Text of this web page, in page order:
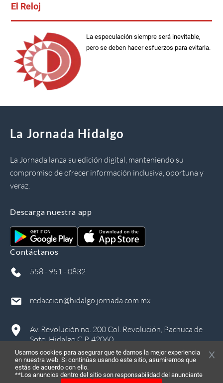
El Reloj
La especulación siempre será inevitable,
pero se deben hacer esfuerzos para evitarla.
La Jornada Hidalgo
La Jornada lanza su edición digital, manteniendo su
compromiso de ofrecer información inclusiva, oportuna y
veraz.
Descarga nuestra app
Contáctanos
558 - 951 - 0832
redaccion@hidalgo.jornada.com.mx
Av. Revolución no. 200 Col. Revolución, Pachuca de
Soto, Hidalgo C.P. 42060
Usamos cookies para asegurar que te damos la mejor experiencia
en nuestra web. Si continúas usando este sitio, asumiremos que
estás de acuerdo con ello.
**Los anuncios dentro del sitio son responsabilidad del anunciante